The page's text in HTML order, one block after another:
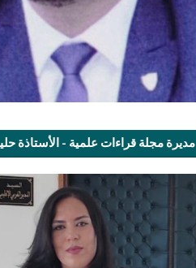
مديرة مجلة قراءات علمية - الأستاذة